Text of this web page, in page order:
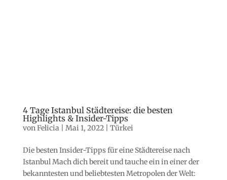
4 Tage Istanbul Städtereise: die besten
Highlights & Insider-Tipps
vonFelicia| Mai 1, 2022| Türkei
Die besten Insider-Tipps für eine Städtereise nach
Istanbul Mach dich bereit und tauche ein in einer der
bekanntesten und beliebtesten Metropolen der Welt: